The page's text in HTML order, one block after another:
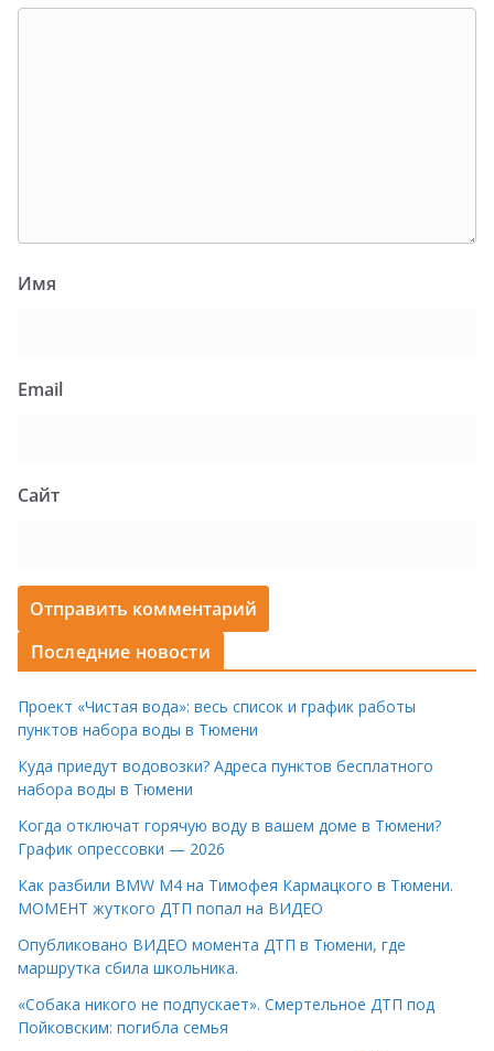
Имя
Email
Сайт
Последние новости
Проект «Чистая вода»: весь список и график работы
пунктов набора воды в Тюмени
Куда приедут водовозки? Адреса пунктов бесплатного
набора воды в Тюмени
Когда отключат горячую воду в вашем доме в Тюмени?
График опрессовки — 2026
Как разбили BMW M4 на Тимофея Кармацкого в Тюмени.
МОМЕНТ жуткого ДТП попал на ВИДЕО
Опубликовано ВИДЕО момента ДТП в Тюмени, где
маршрутка сбила школьника.
«Собака никого не подпускает». Смертельное ДТП под
Пойковским: погибла семья